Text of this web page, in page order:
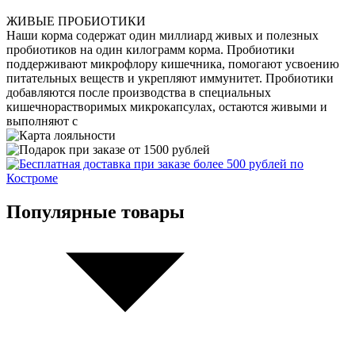
ЖИВЫЕ ПРОБИОТИКИ
Наши корма содержат один миллиард живых и полезных
пробиотиков на один килограмм корма. Пробиотики
поддерживают микрофлору кишечника, помогают усвоению
питательных веществ и укрепляют иммунитет. Пробиотики
добавляются после производства в специальных
кишечнорастворимых микрокапсулах, остаются живыми и
выполняют с
Популярные товары